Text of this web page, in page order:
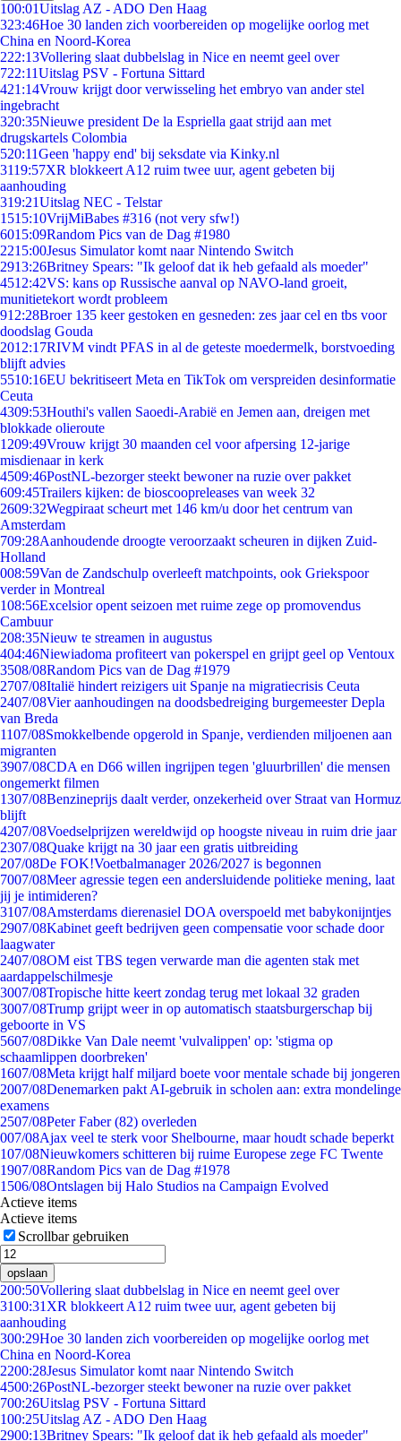
100:01Uitslag AZ - ADO Den Haag
323:46Hoe 30 landen zich voorbereiden op mogelijke oorlog met
China en Noord-Korea
222:13Vollering slaat dubbelslag in Nice en neemt geel over
722:11Uitslag PSV - Fortuna Sittard
421:14Vrouw krijgt door verwisseling het embryo van ander stel
ingebracht
320:35Nieuwe president De la Espriella gaat strijd aan met
drugskartels Colombia
520:11Geen 'happy end' bij seksdate via Kinky.nl
3119:57XR blokkeert A12 ruim twee uur, agent gebeten bij
aanhouding
319:21Uitslag NEC - Telstar
1515:10VrijMiBabes #316 (not very sfw!)
6015:09Random Pics van de Dag #1980
2215:00Jesus Simulator komt naar Nintendo Switch
2913:26Britney Spears: "Ik geloof dat ik heb gefaald als moeder"
4512:42VS: kans op Russische aanval op NAVO-land groeit,
munitietekort wordt probleem
912:28Broer 135 keer gestoken en gesneden: zes jaar cel en tbs voor
doodslag Gouda
2012:17RIVM vindt PFAS in al de geteste moedermelk, borstvoeding
blijft advies
5510:16EU bekritiseert Meta en TikTok om verspreiden desinformatie
Ceuta
4309:53Houthi's vallen Saoedi-Arabië en Jemen aan, dreigen met
blokkade olieroute
1209:49Vrouw krijgt 30 maanden cel voor afpersing 12-jarige
misdienaar in kerk
4509:46PostNL-bezorger steekt bewoner na ruzie over pakket
609:45Trailers kijken: de bioscoopreleases van week 32
2609:32Wegpiraat scheurt met 146 km/u door het centrum van
Amsterdam
709:28Aanhoudende droogte veroorzaakt scheuren in dijken Zuid-
Holland
008:59Van de Zandschulp overleeft matchpoints, ook Griekspoor
verder in Montreal
108:56Excelsior opent seizoen met ruime zege op promovendus
Cambuur
208:35Nieuw te streamen in augustus
404:46Niewiadoma profiteert van pokerspel en grijpt geel op Ventoux
3508/08Random Pics van de Dag #1979
2707/08Italië hindert reizigers uit Spanje na migratiecrisis Ceuta
2407/08Vier aanhoudingen na doodsbedreiging burgemeester Depla
van Breda
1107/08Smokkelbende opgerold in Spanje, verdienden miljoenen aan
migranten
3907/08CDA en D66 willen ingrijpen tegen 'gluurbrillen' die mensen
ongemerkt filmen
1307/08Benzineprijs daalt verder, onzekerheid over Straat van Hormuz
blijft
4207/08Voedselprijzen wereldwijd op hoogste niveau in ruim drie jaar
2307/08Quake krijgt na 30 jaar een gratis uitbreiding
207/08De FOK!Voetbalmanager 2026/2027 is begonnen
7007/08Meer agressie tegen een andersluidende politieke mening, laat
jij je intimideren?
3107/08Amsterdams dierenasiel DOA overspoeld met babykonijntjes
2907/08Kabinet geeft bedrijven geen compensatie voor schade door
laagwater
2407/08OM eist TBS tegen verwarde man die agenten stak met
aardappelschilmesje
3007/08Tropische hitte keert zondag terug met lokaal 32 graden
3007/08Trump grijpt weer in op automatisch staatsburgerschap bij
geboorte in VS
5607/08Dikke Van Dale neemt 'vulvalippen' op: 'stigma op
schaamlippen doorbreken'
1607/08Meta krijgt half miljard boete voor mentale schade bij jongeren
2007/08Denemarken pakt AI-gebruik in scholen aan: extra mondelinge
examens
2507/08Peter Faber (82) overleden
007/08Ajax veel te sterk voor Shelbourne, maar houdt schade beperkt
107/08Nieuwkomers schitteren bij ruime Europese zege FC Twente
1907/08Random Pics van de Dag #1978
1506/08Ontslagen bij Halo Studios na Campaign Evolved
Actieve items
Actieve items
Scrollbar gebruiken
opslaan
200:50Vollering slaat dubbelslag in Nice en neemt geel over
3100:31 XR blokkeert A12 ruim twee uur, agent gebeten bij
aanhouding
300:29Hoe 30 landen zich voorbereiden op mogelijke oorlog met
China en Noord-Korea
2200:28Jesus Simulator komt naar Nintendo Switch
4500:26PostNL-bezorger steekt bewoner na ruzie over pakket
700:26Uitslag PSV - Fortuna Sittard
100:25Uitslag AZ - ADO Den Haag
2900:13Britney Spears: "Ik geloof dat ik heb gefaald als moeder"